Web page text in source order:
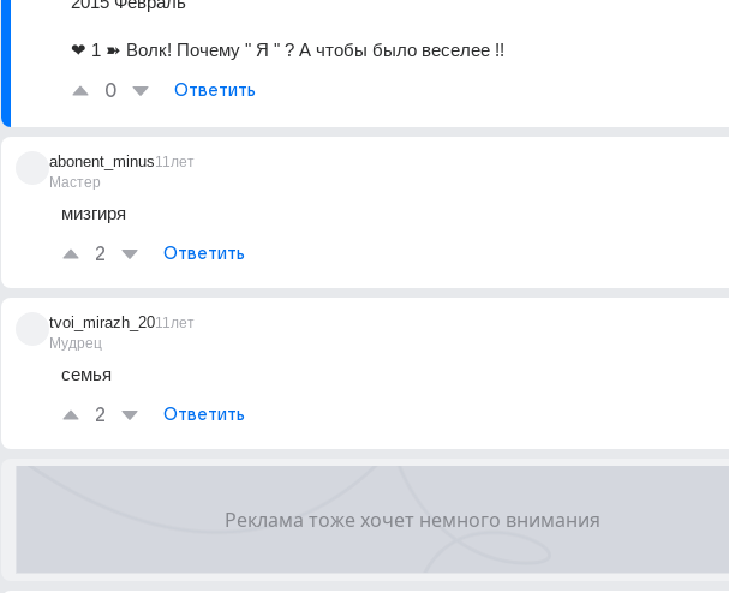
❤ 1 ➽ Волк! Почему " Я " ? А чтобы было веселее !!
0 Ответить
abonent_minus
Мастер
11лет
мизгиря
2 Ответить
tvoi_mirazh_20
Мудрец
11лет
семья
2 Ответить